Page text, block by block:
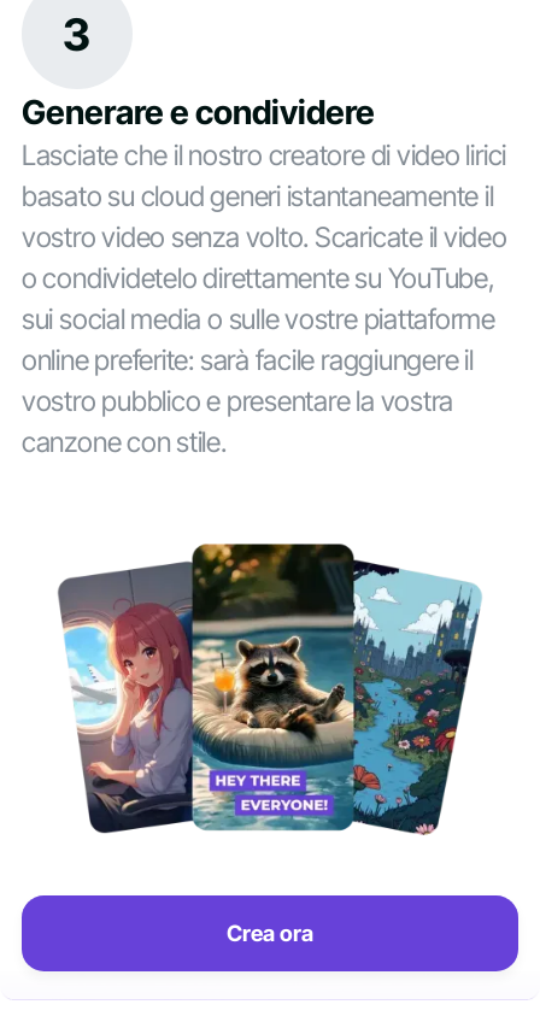
3
Generare e condividere
Lasciate che il nostro creatore di video lirici
basato su cloud generi istantaneamente il
vostro video senza volto. Scaricate il video
o condividetelo direttamente su YouTube,
sui social media o sulle vostre piattaforme
online preferite: sarà facile raggiungere il
vostro pubblico e presentare la vostra
canzone con stile.
Crea ora